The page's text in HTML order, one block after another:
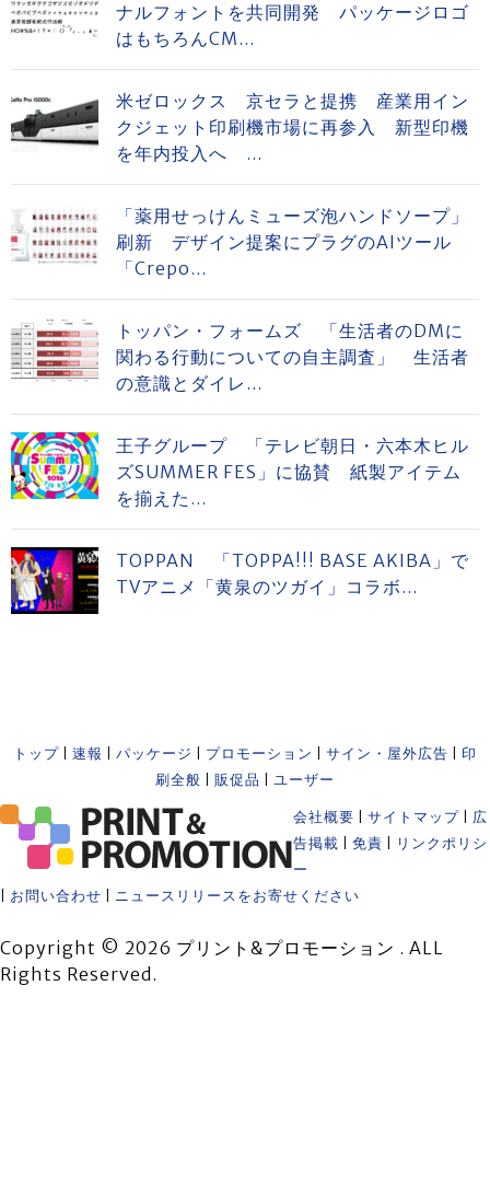
ナルフォントを共同開発 パッケージロゴ
はもちろんCM...
米ゼロックス 京セラと提携 産業用イン
クジェット印刷機市場に再参入 新型印機
を年内投入へ ...
「薬用せっけんミューズ泡ハンドソープ」
刷新 デザイン提案にプラグのAIツール
「Crepo...
トッパン・フォームズ 「生活者のDMに
関わる行動についての自主調査」 生活者
の意識とダイレ...
王子グループ 「テレビ朝日・六本木ヒル
ズSUMMER FES」に協賛 紙製アイテム
を揃えた...
TOPPAN 「TOPPA!!! BASE AKIBA」で
TVアニメ「黄泉のツガイ」コラボ...
トップ 速報 パッケージ プロモーション サイン・屋外広告
印
刷全般
販促品 ユーザー
会社概要 サイトマップ
広
告掲載
免責
リンクポリシ
ー
お問い合わせ ニュースリリースをお寄せください
Copyright © 2026 プリント&プロモーション . ALL
Rights Reserved.